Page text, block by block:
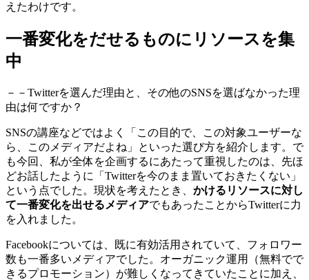
えたわけです。
一番変化をだせるものにリソースを集
中
－－Twitterを選んだ理由と、その他のSNSを選ばなかった理
由は何ですか？
SNSの講座などではよく「この目的で、この対象ユーザーな
ら、このメディアだよね」といった選び方を紹介します。で
も今回、私が全体を企画するにあたって重視したのは、先ほ
どお話したように「Twitterを今のまま置いておきたくない」
という点でした。現状を考えたとき、 かけるリソースに対し
て一番変化を出せるメディアでもあったことからTwitterに力
を入れました。
Facebookについては、既に有効活用されていて、フォロワー
数も一番多いメディアでした。オーガニック運用（無料でで
きるプロモーション）が難しくなってきていたことに加え、